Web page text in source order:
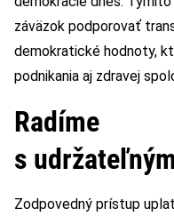
záväzok podporovať
demokratické hodnoty,
podnikania aj zdravej
Radíme
s
Zodpovedný prístup